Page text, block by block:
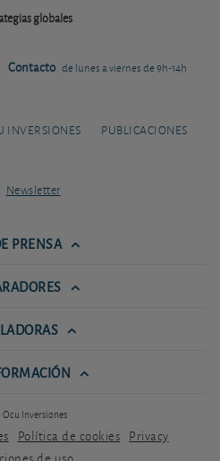
globales
Contacto de lunes a viernes de 9h-14h
INVERSIONES PUBLICACIONES
Newsletter
PRENSA
Inversiones
Política de cookies Privacy